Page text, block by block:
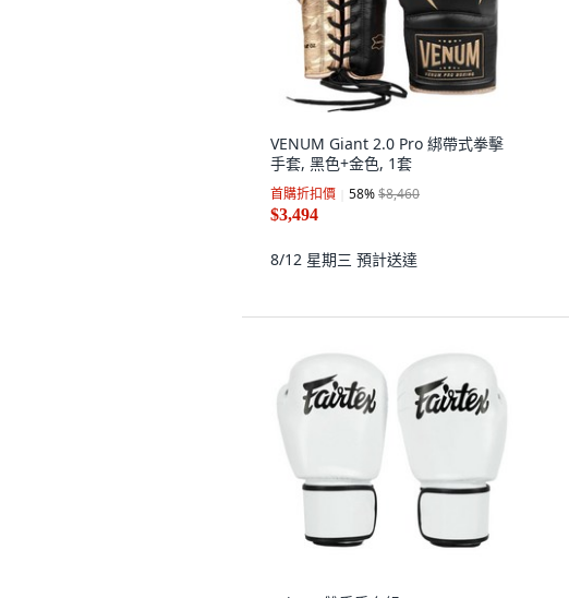
VENUM Giant 2.0 Pro 綁帶式拳擊
手套, 黑色+金色, 1套
首購折扣價 58%$8,460
$3,494
8/12 星期三 預計送達